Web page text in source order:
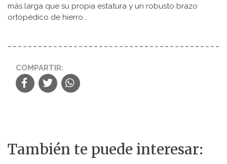
más larga que su propia estatura y un robusto brazo
ortopédico de hierro...
COMPARTIR:
También te puede interesar: